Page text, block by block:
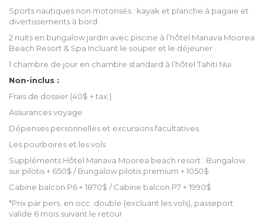
Sports nautiques non motorisés : kayak et planche à pagaie et
divertissements à bord
2 nuits en bungalow jardin avec piscine à l’hôtel Manava Moorea
Beach Resort & Spa Incluant le souper et le déjeuner
1 chambre de jour en chambre standard à l’hôtel Tahiti Nui
Non-inclus :
Frais de dossier (40$ + tax.)
Assurances voyage
Dépenses personnelles et excursions facultatives
Les pourboires et les vols
Suppléments Hôtel Manava Moorea beach resort : Bungalow
sur pilotis + 650$ / Bungalow pilotis premium + 1050$
Cabine balcon P6 + 1870$ / Cabine balcon P7 + 1990$
*Prix par pers. en occ. double (excluant les vols), passeport
valide 6 mois suivant le retour